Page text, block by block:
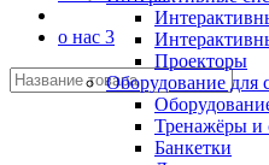
о нас 3
Проекторы
Оборудование для
Тренажёры и
Банкетки